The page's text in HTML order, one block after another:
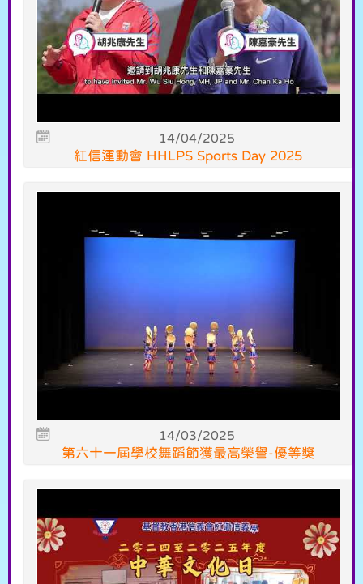
14/04/2025
紅信運動會 HHLPS Sports Day 2025
14/03/2025
第六十一屆學校舞蹈節獲最高榮譽-優等獎